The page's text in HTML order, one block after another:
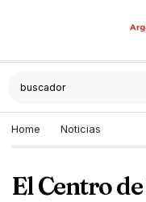
Home Noticias
El Centro